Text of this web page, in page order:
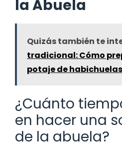
la Abuela
Quizás también te
tradicional: Cómo
potaje de
¿Cuánto
en hacer una
de la abuela?